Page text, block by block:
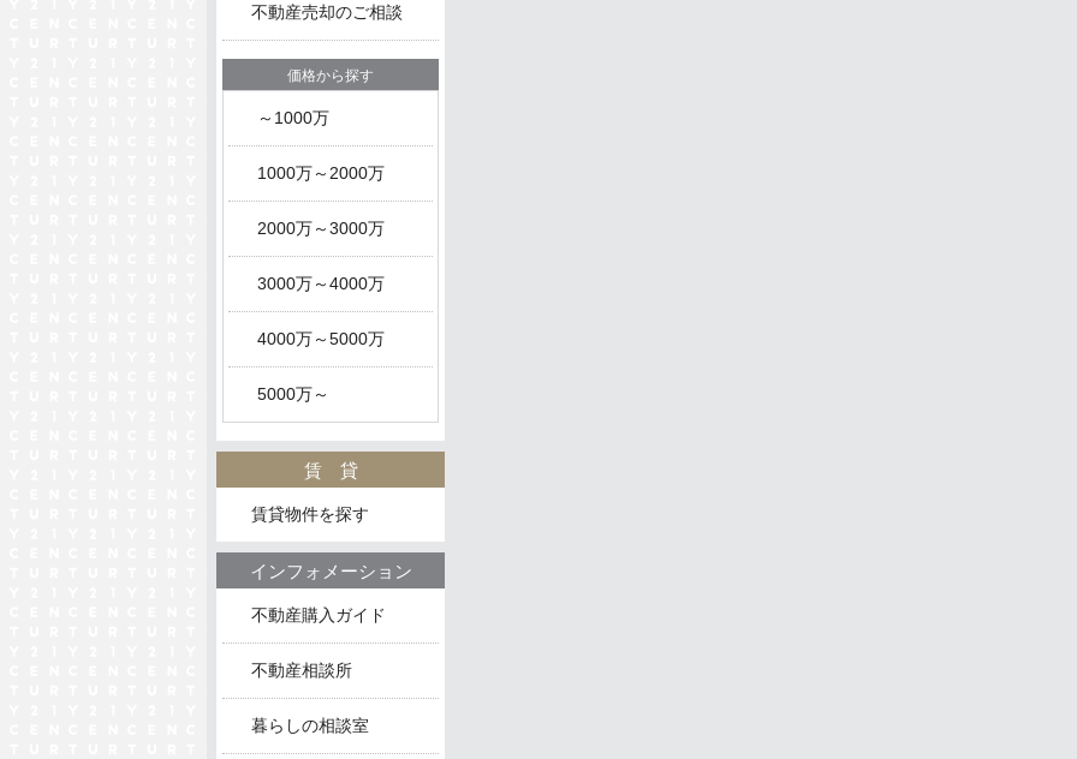
不動産売却のご相談
価格から探す
～1000万
1000万～2000万
2000万～3000万
3000万～4000万
4000万～5000万
5000万～
賃貸
賃貸物件を探す
インフォメーション
不動産購入ガイド
不動産相談所
暮らしの相談室